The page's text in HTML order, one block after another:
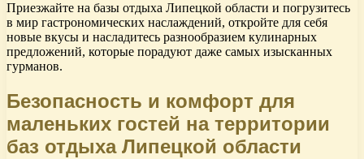
Приезжайте на базы отдыха Липецкой области и погрузитесь
в мир гастрономических наслаждений, откройте для себя
новые вкусы и насладитесь разнообразием кулинарных
предложений, которые порадуют даже самых изысканных
гурманов.
Безопасность и комфорт для
маленьких гостей на территории
баз отдыха Липецкой области